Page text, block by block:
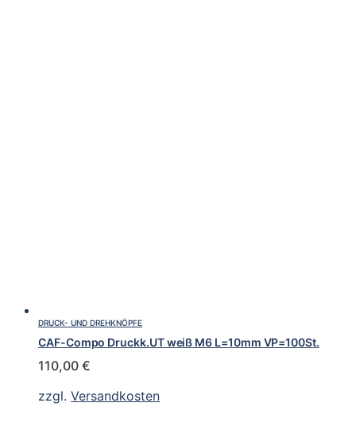
DRUCK- UND DREHKNÖPFE
CAF-Compo Druckk.UT weiß M6 L=10mm VP=100St.
110,00 €
zzgl. Versandkosten